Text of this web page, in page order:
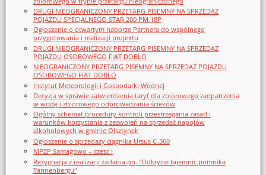
DRUGI NIEOGRANICZONY PRZETARG PISEMNY NA SPRZEDAŻ
POJAZDU SPECJALNEGO STAR 200 PM 18P
Ogłoszenie o otwartym naborze Partnera do wspólnego
przygotowania i realizacji projektu
DRUGI NIEOGRANICZONY PRZETARG PISEMNY NA SPRZEDAŻ
POJAZDU OSOBOWEGO FIAT DOBLO
NIEOGRANICZONY PRZETARG PISEMNY NA SPRZEDAŻ POJAZDU
OSOBOWEGO FIAT DOBLO
Instytut Meteorologii i Gospodarki Wodnej
Decyzja w sprawie zatwierdzenia taryf dla zbiorowego zaopatrzenia
w wodę i zbiorowego odprowadzania ścieków
Ogólny schemat procedury kontroli przestrzegania zasad i
warunków korzystania z zezwoleń na sprzedaż napojów
alkoholowych w gminie Olsztynek
Ogłoszenie o sprzedaży ciągnika Ursus C-360
MPZP Samagowo – czesc I
Rezygnacja z realizacji zadania pn. "Odkrycie tajemnic pomnika
Tannenbergu"